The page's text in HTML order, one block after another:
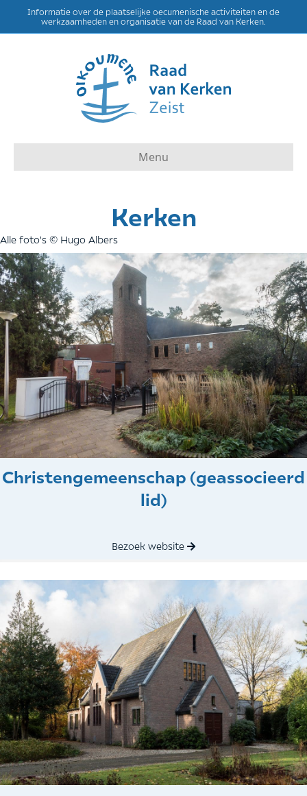
Informatie over de plaatselijke oecumenische activiteiten en de
werkzaamheden en organisatie van de Raad van Kerken.
Menu
Kerken
Alle foto's © Hugo Albers
Christengemeenschap (geassocieerd
lid)
Bezoek website